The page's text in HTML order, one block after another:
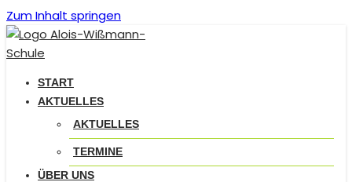
Zum Inhalt springen
START
AKTUELLES
AKTUELLES
TERMINE
ÜBER UNS